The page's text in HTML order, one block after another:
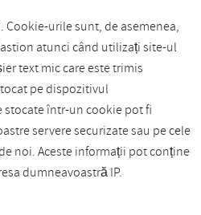
urile sunt, de asemenea,
atunci când utilizați site-ul
text mic care este trimis
pe dispozitivul
într-un cookie pot fi
servere securizate sau pe cele
noi. Aceste informații pot conține
dumneavoastră IP.